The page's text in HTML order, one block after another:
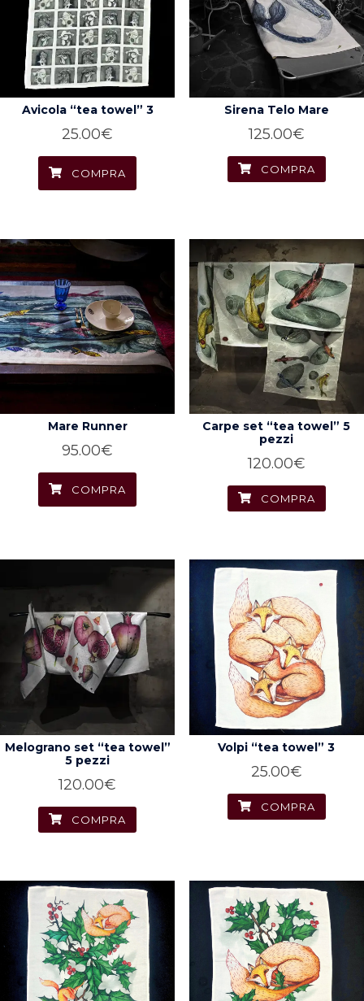
Avicola “tea towel” 3
25.00€
COMPRA
Sirena Telo Mare
125.00€
COMPRA
Mare Runner
95.00€
COMPRA
Carpe set “tea towel” 5
pezzi
120.00€
COMPRA
Melograno set “tea towel”
5 pezzi
120.00€
COMPRA
Volpi “tea towel” 3
25.00€
COMPRA